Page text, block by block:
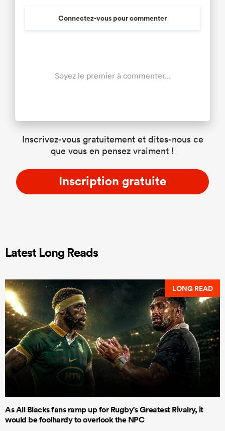
Connectez-vous pour commenter
Soyez le premier à commenter...
Inscrivez-vous gratuitement et dites-nous ce
que vous en pensez vraiment !
Inscription gratuite
Latest Long Reads
LONG READ
As All Blacks fans ramp up for Rugby's Greatest Rivalry, it
would be foolhardy to overlook the NPC